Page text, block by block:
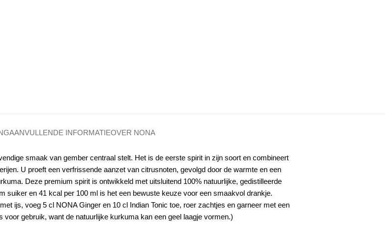
AANVULLENDE INFORMATIEOVER NONA
smaak van gember centraal stelt. Het is de eerste spirit in zijn soort en combineert
U proeft een verfrissende aanzet van citrusnoten, gevolgd door de warmte en een
. Deze premium spirit is ontwikkeld met uitsluitend 100% natuurlijke, gedistilleerde
suiker en 41 kcal per 100 ml is het een bewuste keuze voor een smaakvol drankje.
ijs, voeg 5 cl NONA Ginger en 10 cl Indian Tonic toe, roer zachtjes en garneer met een
voor gebruik, want de natuurlijke kurkuma kan een geel laagje vormen.)